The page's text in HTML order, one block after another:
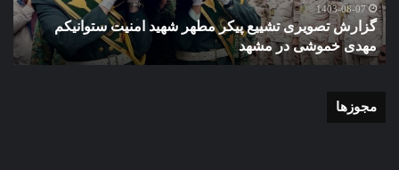
ستوانیکم
مهدی
خموشی
در
1403-08-07
گزارش تصویری تشییع پیکر مطهر شهید امنیت ستوانیکم
مهدی خموشی در مشهد
با
مجوزها